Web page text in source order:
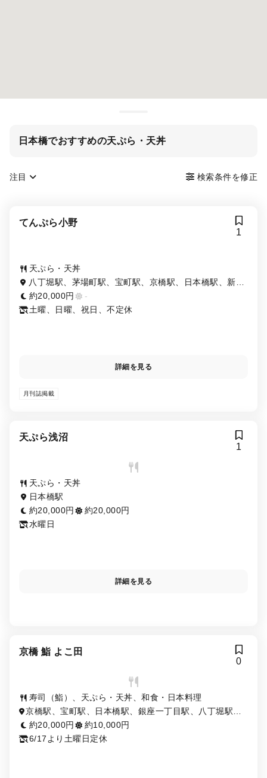
日本橋でおすすめの天ぷら・天丼
注目 検索条件を修正
てんぷら小野
1
天ぷら・天丼
八丁堀駅、茅場町駅、宝町駅、京橋駅、日本橋駅、新富
町駅
約20,000円
-
土曜、日曜、祝日、不定休
詳細を見る
月刊誌掲載
天ぷら浅沼
1
天ぷら・天丼
日本橋駅
約20,000円
約20,000円
水曜日
詳細を見る
京橋 鮨 よこ田
0
寿司（鮨）、天ぷら・天丼、和食・日本料理
京橋駅、宝町駅、日本橋駅、銀座一丁目駅、八丁堀駅、
東京駅、有楽町駅、茅場町駅、新富町駅
約20,000円
約10,000円
6/17より土曜日定休